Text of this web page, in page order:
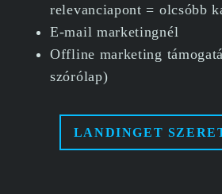
relevanciapont = olcsóbb
E-mail marketingnél
Offline marketing
szórólap)
LANDINGET